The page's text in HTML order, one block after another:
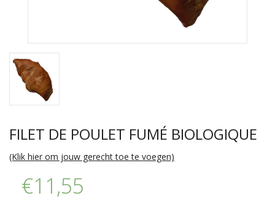
FILET DE POULET FUMÉ BIOLOGIQUE
(Klik hier om jouw gerecht toe te voegen)
€11,55